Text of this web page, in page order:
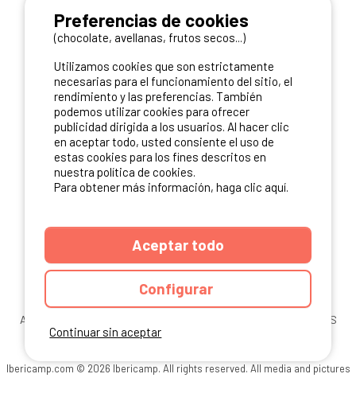
NUESTROS PARTNERS
ANUARIO
COOKIES
CARTA DE CONFIDENCIALIDAD
Ibericamp.com © 2026 Ibericamp. All rights reserved. All media and pictures
Continuar sin aceptar
Preferencias de cookies
(chocolate, avellanas, frutos secos...)
Utilizamos cookies que son estrictamente
necesarias para el funcionamiento del sitio, el
rendimiento y las preferencias. También
podemos utilizar cookies para ofrecer
publicidad dirigida a los usuarios. Al hacer clic
en aceptar todo, usted consiente el uso de
estas cookies para los fines descritos en
nuestra política de cookies.
Para obtener más información, haga clic aquí.
Aceptar todo
Configurar